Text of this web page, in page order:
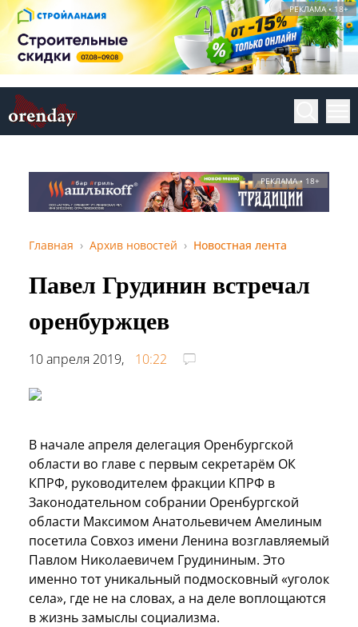
РЕКЛАМА • 18+
РЕКЛАМА • 18+
Главная Архив новостей Новостная лента
Павел Грудинин встречал
оренбуржцев
10 апреля 2019, 10:22
В начале апреля делегация Оренбургской
области во главе с первым секретарём ОК
КПРФ, руководителем фракции КПРФ в
Законодательном собрании Оренбургской
области Максимом Анатольевичем Амелиным
посетила Совхоз имени Ленина возглавляемый
Павлом Николаевичем Грудининым. Это
именно тот уникальный подмосковный «уголок
села», где не на словах, а на деле воплощаются
в жизнь замыслы социализма.